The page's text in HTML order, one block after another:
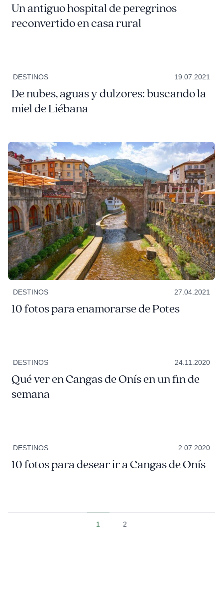
Un antiguo hospital de peregrinos
reconvertido en casa rural
DESTINOS 19.07.2021
De nubes, aguas y dulzores: buscando la
miel de Liébana
DESTINOS 27.04.2021
10 fotos para enamorarse de Potes
DESTINOS 24.11.2020
Qué ver en Cangas de Onís en un fin de
semana
DESTINOS 2.07.2020
10 fotos para desear ir a Cangas de Onís
1 2